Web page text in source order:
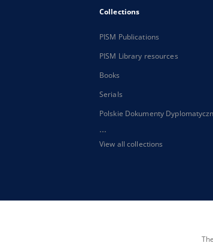
Collections
PISM Publications
PISM Library resources
Books
Serials
Polskie Dokumenty
...
View all collections